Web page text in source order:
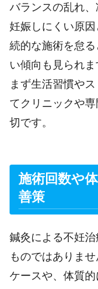
バランスの乱れ
妊娠しにくい原
続的な施術を怠
い傾向も見られま
まず生活習慣や
てクリニックや
切です。
施術回数や
善策
鍼灸による不妊
ものではありま
ケースや、体質